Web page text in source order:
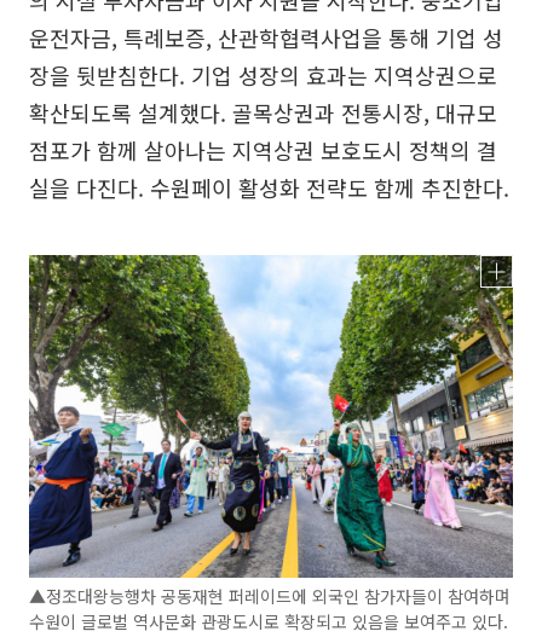
운전자금, 특례보증, 산관학협력사업을 통해 기업 성
장을 뒷받침한다. 기업 성장의 효과는 지역상권으로
확산되도록 설계했다. 골목상권과 전통시장, 대규모
점포가 함께 살아나는 지역상권 보호도시 정책의 결
실을 다진다. 수원페이 활성화 전략도 함께 추진한다.
▲정조대왕능행차 공동재현 퍼레이드에 외국인 참가자들이 참여하며
수원이 글로벌 역사문화 관광도시로 확장되고 있음을 보여주고 있다.